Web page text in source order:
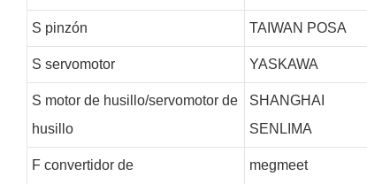
S pinzón TAIWAN POSA
S servomotor YASKAWA
S motor de husillo/servomotor de
husillo
SHANGHAI
SENLIMA
Fconvertidor de
megmeet